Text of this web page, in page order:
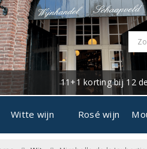
11+1 korting bij 12
Witte wijn Rosé wijn